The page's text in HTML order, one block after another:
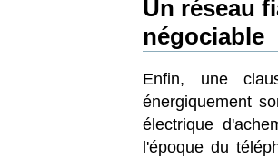
Un réseau
négociable
Enfin, une
énergiquement
électrique
l'époque du